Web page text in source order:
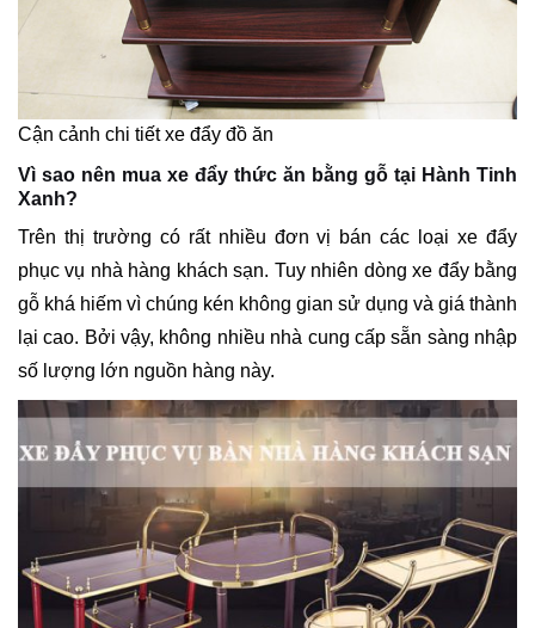
Cận cảnh chi tiết xe đẩy đồ ăn
Vì sao nên mua xe đẩy thức ăn bằng gỗ tại Hành Tinh
Xanh?
Trên thị trường có rất nhiều đơn vị bán các loại xe đẩy
phục vụ nhà hàng khách sạn. Tuy nhiên dòng xe đẩy bằng
gỗ khá hiếm vì chúng kén không gian sử dụng và giá thành
lại cao. Bởi vậy, không nhiều nhà cung cấp sẵn sàng nhập
số lượng lớn nguồn hàng này.